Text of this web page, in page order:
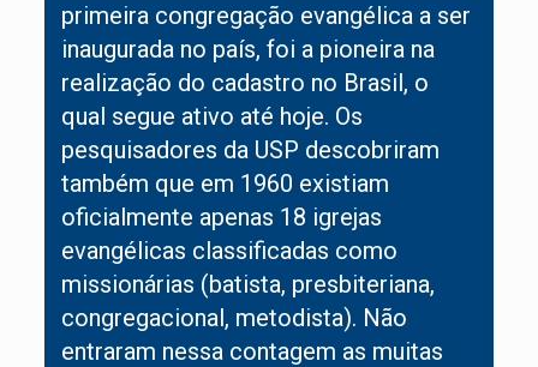
primeira congregação evangélica a ser
inaugurada no país, foi a pioneira na
realização do cadastro no Brasil, o
qual segue ativo até hoje. Os
pesquisadores da USP descobriram
também que em 1960 existiam
oficialmente apenas 18 igrejas
evangélicas classificadas como
missionárias (batista, presbiteriana,
congregacional, metodista). Não
entraram nessa contagem as muitas